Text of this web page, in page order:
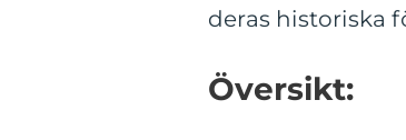
deras historiska
Översikt: